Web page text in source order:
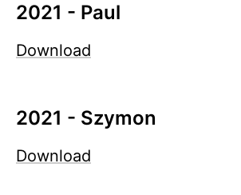
2021 - Paul
Download
2021 - Szymon
Download